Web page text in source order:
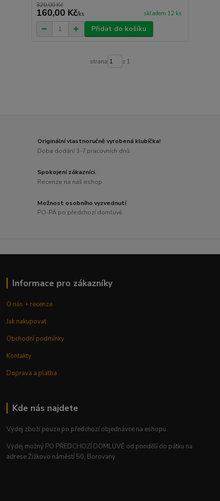
320,00 Kč
160,00 Kč/ks skladem 12 ks
Přidat do košíku
strana z 1
Originální vlastnoručně vyrobená klubíčka!
Doba dodání 3-7 pracovních dnů.
Spokojení zákazníci.
Recenze na náš eshop
Možnost osobního vyzvednutí
PO-PÁ po předchozí domluvě
Informace pro zákazníky
O nás + recenze
Jak nakupovat
Obchodní podmínky
Kontakty
Doprava a platba
Kde nás najdete
Výdej zboží pouze po předchozí objednávce na eshopu.
Výdej možný PO PŘEDCHOZÍ DOMLUVĚ od pondělí do pátku na
adrese Žižkovo náměstí 50, Borovany.